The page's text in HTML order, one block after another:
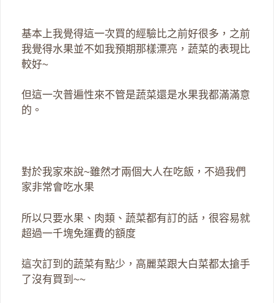
基本上我覺得這一次買的經驗比之前好很多，之前
我覺得水果並不如我預期那樣漂亮，蔬菜的表現比
較好~
但這一次普遍性來不管是蔬菜還是水果我都滿滿意
的。
對於我家來說~雖然才兩個大人在吃飯，不過我們
家非常會吃水果
所以只要水果、肉類、蔬菜都有訂的話，很容易就
超過一千塊免運費的額度
這次訂到的蔬菜有點少，高麗菜跟大白菜都太搶手
了沒有買到~~